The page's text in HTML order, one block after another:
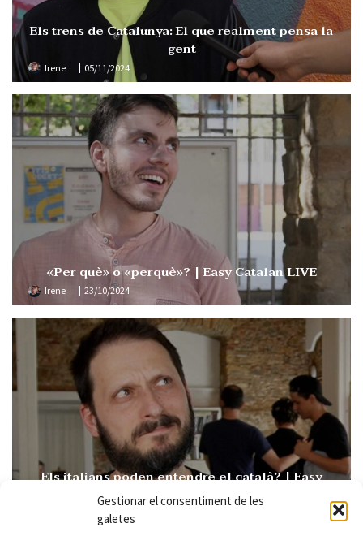
Gestionar el consentiment de les
galetes
Els trens de Catalunya: El que realment pensa la
gent
Irene 05/11/2024
«Per què» o «perquè»? | Easy Catalan LIVE
Irene 23/10/2024
Els italians poden entendre el català? | Easy
Catalan 109
15/10/2024